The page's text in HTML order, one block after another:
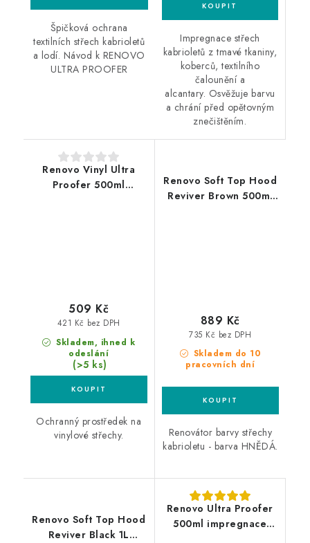
Špičková ochrana
textilních střech kabrioletů
a lodí. Návod k RENOVO
ULTRA PROOFER
Impregnace střech
kabrioletů z tmavé tkaniny,
koberců, textilního
čalounění a
alcantary. Osvěžuje barvu
a chrání před opětovným
znečištěním.
Renovo Vinyl Ultra
Proofer 500ml
Skladem, ihned k
odeslání
(>5 ks)
421 Kč bez DPH
509 Kč
Ochranný prostředek na
vinylové střechy.
Renovo Soft Top Hood
Reviver Brown 500ml
Skladem do 10
pracovních dní
735 Kč bez DPH
889 Kč
Renovátor barvy střechy
kabrioletu - barva HNĚDÁ.
Renovo Soft Top Hood
Reviver Black 1L
Renovo Ultra Proofer
500ml impregnace